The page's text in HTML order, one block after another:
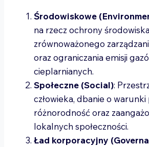
Środowiskowe
na rzecz ochrony
zrównoważonego
oraz ograniczania emisji
cieplarnianych.
Społeczne (Social):
człowieka, dbanie o warunki
różnorodność oraz
lokalnych społeczności.
Ład korporacyjny